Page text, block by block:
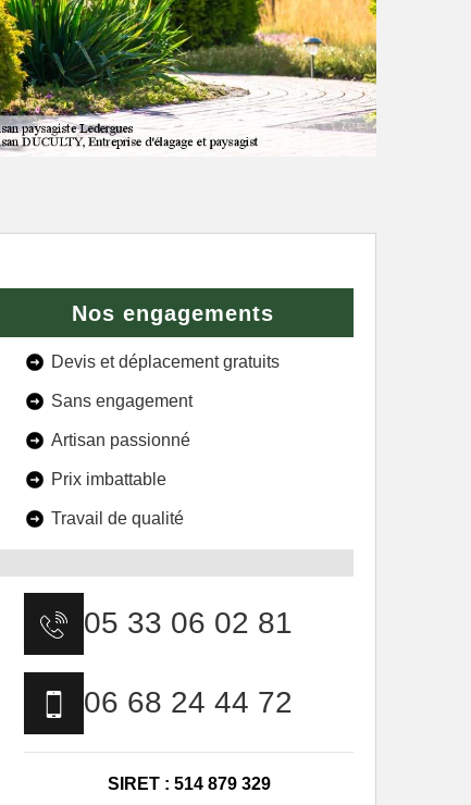
Nos engagements
Devis et déplacement gratuits
Sans engagement
Artisan passionné
Prix imbattable
Travail de qualité
05 33 06 02 81
06 68 24 44 72
SIRET : 514 879 329